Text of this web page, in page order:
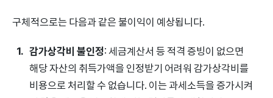
구체적으로는 다음과 같은 불이익이 예상됩니다.
감가상각비 불인정: 세금계산서 등 적격 증빙이 없으면
해당 자산의 취득가액을 인정받기 어려워 감가상각비를
비용으로 처리할 수 없습니다. 이는 과세소득을 증가시켜